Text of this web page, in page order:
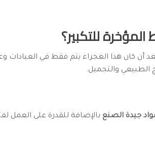
للتكبير؟
أن كان هذا الغجراء يتم فقط في العيادات
الطبيعي والتجميل.
جيدة الصنع بالإضافة للقدرة على العمل